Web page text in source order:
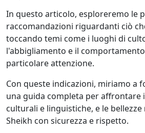
In questo articolo, esploreremo le
raccomandazioni riguardanti ciò
toccando temi come i luoghi di
l'abbigliamento e il
particolare attenzione.
Con queste indicazioni, miriamo a
una guida completa per affrontare
culturali e linguistiche, e le
Sheikh con sicurezza e rispetto.